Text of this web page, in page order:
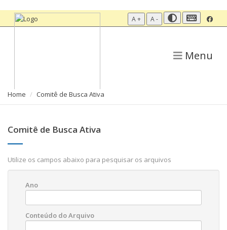
A + A -
Menu
Home Comitê de Busca Ativa
Comitê de Busca Ativa
Utilize os campos abaixo para pesquisar os arquivos
Ano
Conteúdo do Arquivo